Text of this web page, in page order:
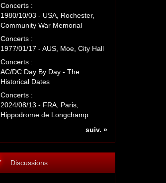
Concerts :
1980/10/03 - USA, Rochester,
Community War Memorial
Concerts :
1977/01/17 - AUS, Moe, City Hall
Concerts :
AC/DC Day By Day - The
Historical Dates
Concerts :
2024/08/13 - FRA, Paris,
Hippodrome de Longchamp
suiv. »
Discussions